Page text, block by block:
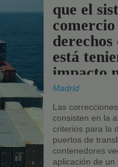
que el
comercio
derechos
está
impacto
los
UE.
Madrid
Las
consisten en la
criterios para la
puertos de
contenedores
aplicación de